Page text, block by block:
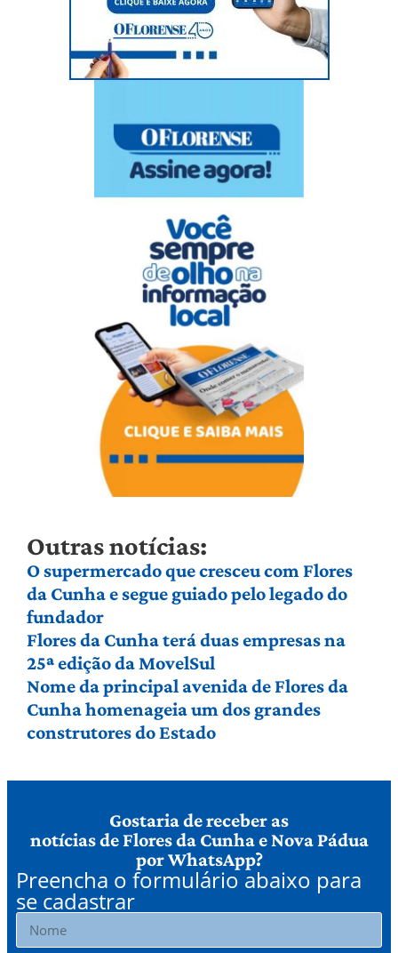
Outras notícias:
O supermercado que cresceu com Flores
da Cunha e segue guiado pelo legado do
fundador
Flores da Cunha terá duas empresas na
25ª edição da MovelSul
Nome da principal avenida de Flores da
Cunha homenageia um dos grandes
construtores do Estado
Gostaria de receber as
notícias de Flores da Cunha e Nova Pádua
por WhatsApp?
Preencha o formulário abaixo para
se cadastrar